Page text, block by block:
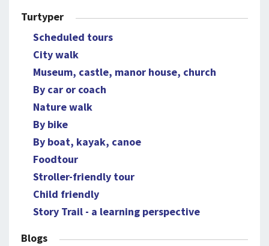
Turtyper
Scheduled tours
City walk
Museum, castle, manor house, church
By car or coach
Nature walk
By bike
By boat, kayak, canoe
Foodtour
Stroller-friendly tour
Child friendly
Story Trail - a learning perspective
Blogs